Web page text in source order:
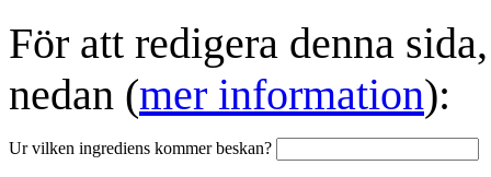
För att redigera denna
nedan (mer information):
Ur vilken ingrediens kommer beskan?